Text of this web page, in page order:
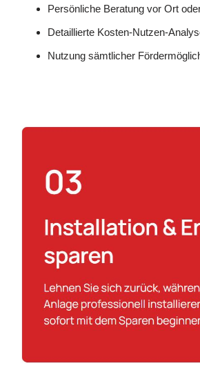
Persönliche Beratung vor Ort
Detaillierte Kosten-Nutzen-
Nutzung sämtlicher